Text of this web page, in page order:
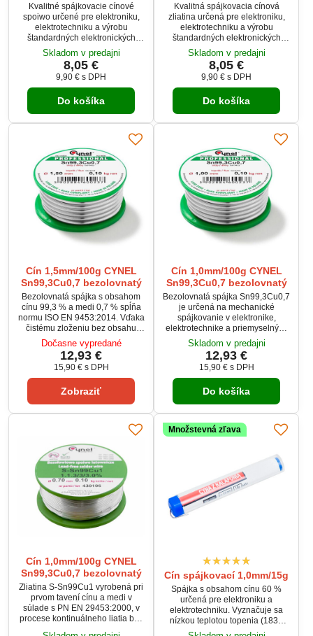
Kvalitné spájkovacie cínové
spoiwo určené pre elektroniku,
elektrotechniku a výrobu
štandardných elektronických
zariadení. Zliatina so 59–61 %
cínu zabezpečuje dobré
mokrenie a pevné spoje na
rôznych povrchoch vrátane Sn,
SnPb, Zn, Cd či Ag. Vysoká
čistota surovín 99,9 % garantuje
stabilný proces spájkovania.
Priemer drôtu 1,5 mm a hmotnosť
100 g sú vhodné na silnejšie
Skladom v predajni
8,05 €
9,90 € s DPH
Do košíka
Kvalitná spájkovacia cínová
zliatina určená pre elektroniku,
elektrotechniku a výrobu
štandardných elektronických
zariadení. Vďaka zloženiu so 59–
61 % cínu poskytuje spoľahlivé
mokrenie a pevné spoje. Materiál
je vhodný na spájkovanie prvkov
s povrchmi z cínu, SnPb, kadmia,
zinku aj striebra. Cievka má
priemer 1,0 mm a hmotnosť 100
g, ideálna pre presnú ručnú aj
Skladom v predajni
8,05 €
9,90 € s DPH
Do košíka
Cín 1,5mm/100g CYNEL
Sn99,3Cu0,7 bezolovnatý
Bezolovnatá spájka s obsahom
cínu 99,3 % a medi 0,7 % spĺňa
normu ISO EN 9453:2014. Vďaka
čistému zloženiu bez obsahu
olova zabezpečuje spoľahlivé
spoje a trvácnu kvalitu. Ideálna
na bezolovnaté spájkovanie v
súlade s modernými
ekologickými požiadavkami,
vhodná pre opravy elektroniky aj
Dočasne vypredané
12,93 €
15,90 € s DPH
Zobraziť
Cín 1,0mm/100g CYNEL
Sn99,3Cu0,7 bezolovnatý
Bezolovnatá spájka Sn99,3Cu0,7
je určená na mechanické
spájkovanie v elektronike,
elektrotechnike a priemyselných
aplikáciách. Vďaka zloženiu z
čistého cínu a medi spĺňa
požiadavky smernice RoHS2.
Výrobok je vyrábaný zo surovín
najvyššej čistoty a zaručuje
kvalitné a spoľahlivé spoje.
Vhodná pre profesionálne aj
hobby použitie.
Skladom v predajni
12,93 €
15,90 € s DPH
Do košíka
Cín 1,0mm/100g CYNEL
Sn99,3Cu0,7 bezolovnatý
Zliatina S-Sn99Cu1 vyrobená pri
prvom tavení cínu a medi v
súlade s PN EN 29453:2000, v
procese kontinuálneho liatia bez
Množstevná zľava
Cín spájkovací 1,0mm/15g
Spájka s obsahom cínu 60 %
určená pre elektroniku a
elektrotechniku. Vyznačuje sa
nízkou teplotou topenia (183–
190 °C) a vysokou čistotou